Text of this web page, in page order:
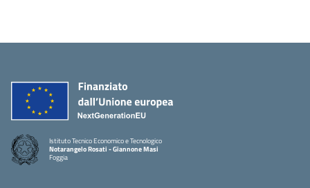
Istituto Tecnico Economico e Tecnologico
Notarangelo Rosati - Giannone Masi
Foggia